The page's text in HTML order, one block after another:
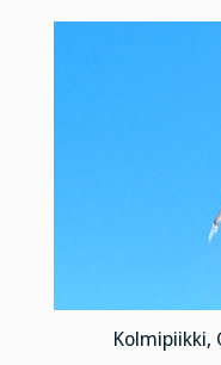
Kolmipiikki,